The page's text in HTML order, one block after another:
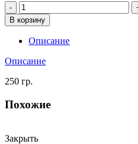
Количество
товара
Лазанья
"Болоньезе"
В корзину
Описание
Описание
250 гр.
Похожие
Закрыть